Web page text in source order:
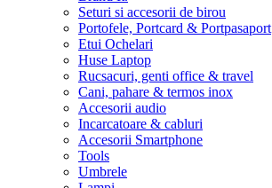
Seturi si accesorii de birou
Portofele, Portcard & Portpasaport
Etui Ochelari
Huse Laptop
Rucsacuri, genti office & travel
Cani, pahare & termos inox
Accesorii audio
Incarcatoare & cabluri
Accesorii Smartphone
Tools
Umbrele